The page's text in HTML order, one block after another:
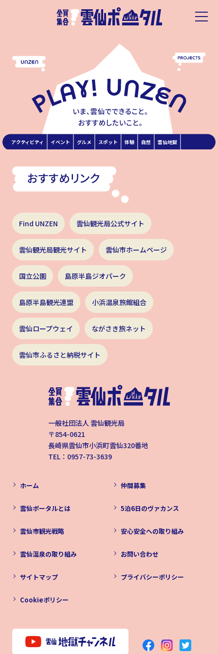
アクティビティ イベント グルメ スポット 体験 自然 雲仙地獄
Find UNZEN 雲仙観光局公式サイト
雲仙観光局観光サイト 雲仙市ホームページ
国立公園 島原半島ジオパーク
島原半島観光連盟 小浜温泉旅館組合
雲仙ロープウェイ ながさき旅ネット
雲仙市ふるさと納税サイト
一般社団法人 雲仙観光局
〒854-0621
長崎県雲仙市小浜町雲仙320番地
TEL：0957-73-3639
ホーム
雲仙ポータルとは
雲仙市観光戦略
雲仙温泉の取り組み
仲間募集
5泊6日のヴァカンス
安心安全への取り組み
お問い合わせ
サイトマップ プライバシーポリシー
Cookieポリシー